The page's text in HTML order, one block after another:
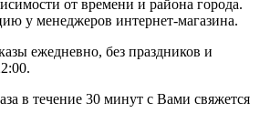
от времени и района города.
у менеджеров интернет-магазина.
ежедневно, без праздников и
в течение 30 минут с Вами свяжется